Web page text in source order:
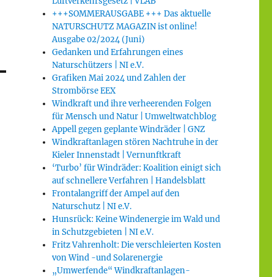
+++SOMMERAUSGABE +++ Das aktuelle
NATURSCHUTZ MAGAZIN ist online!
Ausgabe 02/2024 (Juni)
Gedanken und Erfahrungen eines
Naturschützers | NI e.V.
Grafiken Mai 2024 und Zahlen der
Strombörse EEX
Windkraft und ihre verheerenden Folgen
für Mensch und Natur | Umweltwatchblog
Appell gegen geplante Windräder | GNZ
Windkraftanlagen stören Nachtruhe in der
Kieler Innenstadt | Vernunftkraft
‘Turbo’ für Windräder: Koalition einigt sich
auf schnellere Verfahren | Handelsblatt
Frontalangriff der Ampel auf den
Naturschutz | NI e.V.
Hunsrück: Keine Windenergie im Wald und
in Schutzgebieten | NI e.V.
Fritz Vahrenholt: Die verschleierten Kosten
von Wind -und Solarenergie
„Umwerfende“ Windkraftanlagen-